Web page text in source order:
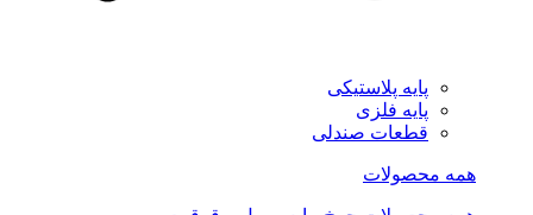
پایه پلاستیکی
پایه فلزی
قطعات صندلی
همه محصولات